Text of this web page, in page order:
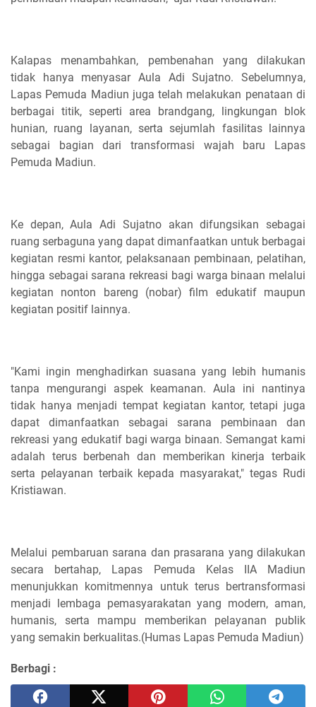
Kalapas menambahkan, pembenahan yang dilakukan
tidak hanya menyasar Aula Adi Sujatno. Sebelumnya,
Lapas Pemuda Madiun juga telah melakukan penataan di
berbagai titik, seperti area brandgang, lingkungan blok
hunian, ruang layanan, serta sejumlah fasilitas lainnya
sebagai bagian dari transformasi wajah baru Lapas
Pemuda Madiun.
Ke depan, Aula Adi Sujatno akan difungsikan sebagai
ruang serbaguna yang dapat dimanfaatkan untuk berbagai
kegiatan resmi kantor, pelaksanaan pembinaan, pelatihan,
hingga sebagai sarana rekreasi bagi warga binaan melalui
kegiatan nonton bareng (nobar) film edukatif maupun
kegiatan positif lainnya.
"Kami ingin menghadirkan suasana yang lebih humanis
tanpa mengurangi aspek keamanan. Aula ini nantinya
tidak hanya menjadi tempat kegiatan kantor, tetapi juga
dapat dimanfaatkan sebagai sarana pembinaan dan
rekreasi yang edukatif bagi warga binaan. Semangat kami
adalah terus berbenah dan memberikan kinerja terbaik
serta pelayanan terbaik kepada masyarakat," tegas Rudi
Kristiawan.
Melalui pembaruan sarana dan prasarana yang dilakukan
secara bertahap, Lapas Pemuda Kelas IIA Madiun
menunjukkan komitmennya untuk terus bertransformasi
menjadi lembaga pemasyarakatan yang modern, aman,
humanis, serta mampu memberikan pelayanan publik
yang semakin berkualitas.(Humas Lapas Pemuda Madiun)
Berbagi :